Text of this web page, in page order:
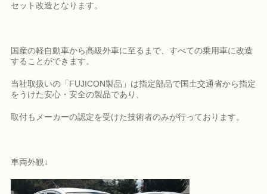
セット改造となります。
国産の軽自動車から高級外車に至るまで、すべての乗用車に改造
することができます。
当社取扱いの「FUJICON製品」は指定部品で国土交通省から指定
をうけた安心・安全の製品であり、
取付もメーカーの認定を受けた技術者のみが行っております。
車両外観↓